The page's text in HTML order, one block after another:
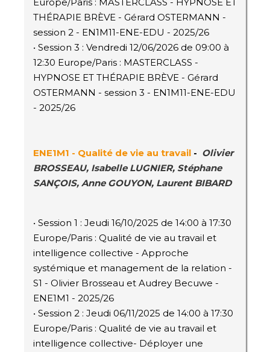
THÉRAPIE BRÈVE - Gérard OSTERMANN -
session 2 - EN1M11-ENE-EDU - 2025/26
• Session 3 : Vendredi 12/06/2026 de 09:00 à
12:30 Europe/Paris : MASTERCLASS -
HYPNOSE ET THÉRAPIE BRÈVE - Gérard
OSTERMANN - session 3 - EN1M11-ENE-EDU
- 2025/26
ENE1M1 - Qualité de vie au travail - Olivier
BROSSEAU, Isabelle LUGNIER, Stéphane
SANÇOIS, Anne GOUYON, Laurent BIBARD
• Session 1 : Jeudi 16/10/2025 de 14:00 à 17:30
Europe/Paris : Qualité de vie au travail et
intelligence collective - Approche
systémique et management de la relation -
S1 - Olivier Brosseau et Audrey Becuwe -
ENE1M1 - 2025/26
• Session 2 : Jeudi 06/11/2025 de 14:00 à 17:30
Europe/Paris : Qualité de vie au travail et
intelligence collective- Déployer une